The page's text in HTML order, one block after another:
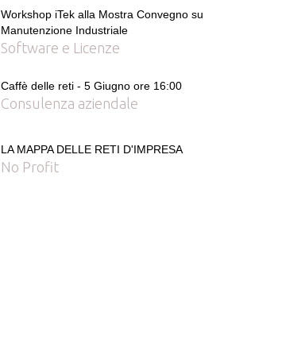
Workshop iTek alla Mostra Convegno su
Manutenzione Industriale
Software e Licenze
Caffè delle reti - 5 Giugno ore 16:00
Consulenza aziendale
LA MAPPA DELLE RETI D'IMPRESA
No Profit